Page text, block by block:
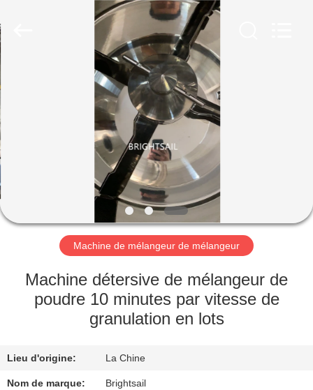
PRODUITS
VIDÉOS
AU
SUJET
NOUS
L'USINE
Brightsail
Machinery
Co.,Ltd..
Machine de mélangeur de mélangeur
Machine détersive de mélangeur de
poudre 10 minutes par vitesse de
granulation en lots
Lieu d'origine: La Chine
Nom de marque: Brightsail